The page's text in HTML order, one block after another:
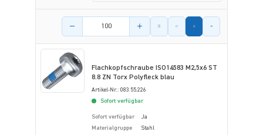
Menge des Artikels
Flachkopfschraube ISO14583 M2,5x6 ST
8.8 ZN Torx Polyfleck blau
Artikel-Nr.: 083.55.226
Sofort verfügbar
Sofort verfügbar
Ja
Materialgruppe
Stahl